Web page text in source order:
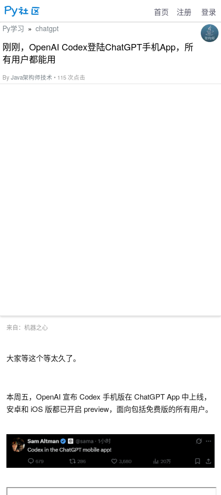
首页 注册 登录
Py学习 » chatgpt
刚刚，OpenAI Codex登陆ChatGPT手机App，所
有用户都能用
ByJava架构师技术 • 115 次点击
来自：机器之心
大家等这个等太久了。
本周五，OpenAI 宣布 Codex 手机版在 ChatGPT App 中上线，
安卓和 iOS 版都已开启 preview，面向包括免费版的所有用户。